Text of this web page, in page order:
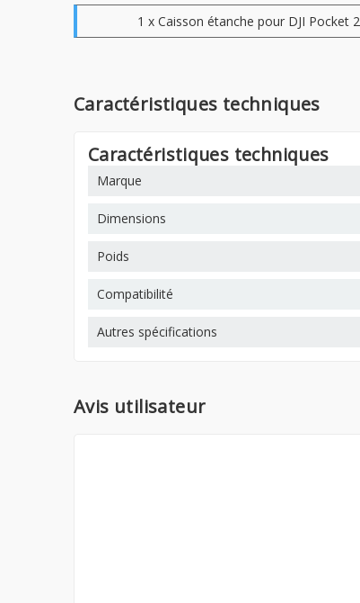
1 x Caisson étanche pour DJI Pocket 2
Caractéristiques techniques
Caractéristiques techniques
Marque
Dimensions
Poids
Compatibilité
Autres spécifications
Avis utilisateur